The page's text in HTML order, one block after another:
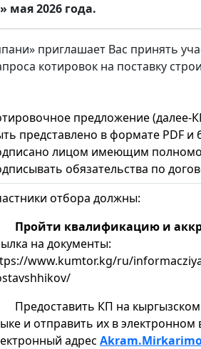
мая 2026 года.
приглашает Вас принять
котировок на поставку
предложение (далее-
представлено в формате PDF и
лицом имеющим
обязательства по
отбора должны:
Пройти квалификацию и
на документы:
www.kumtor.kg/ru/
КП на кыргызском
и отправить их в электронном
адрес Akram.